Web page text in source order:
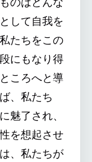
して自我を
たちをこの
にもなり得
ころへと導
、私たち
魅了され、
を想起させ
、私たちが